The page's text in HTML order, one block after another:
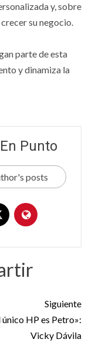
y, sobre
su negocio.
parte de esta
y dinamiza la
Punto
posts
Siguiente
único HP es Petro»:
Vicky Dávila